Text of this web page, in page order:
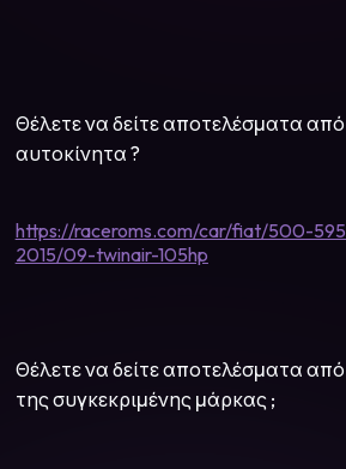
Θέλετε να δείτε αποτελέσματα
αυτοκίνητα ?
https://raceroms.com/car/fiat/500-
2015/09-twinair-105hp
Θέλετε να δείτε αποτελέσματα
της συγκεκριμένης μάρκας ;